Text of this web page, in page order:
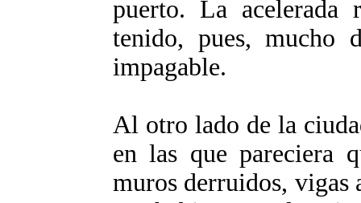
puerto. La acelerada
tenido, pues, mucho
impagable.
Al otro lado de la
en las que pareciera
muros derruidos, vigas